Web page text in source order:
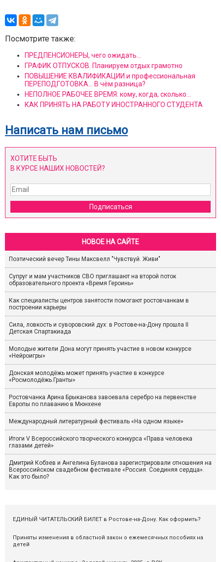
Посмотрите также:
ПРЕДПЕНСИОНЕРЫ, чего ожидать...
ГРАФИК ОТПУСКОВ. Планируем отдых грамотно
ПОВЫШЕНИЕ КВАЛИФИКАЦИИ и профессиональная
ПЕРЕПОДГОТОВКА... В чём разница?
НЕПОЛНОЕ РАБОЧЕЕ ВРЕМЯ: кому, когда, сколько…
КАК ПРИНЯТЬ НА РАБОТУ ИНОСТРАННОГО СТУДЕНТА
Написать нам письмо
ХОТИТЕ БЫТЬ
В КУРСЕ НАШИХ НОВОСТЕЙ?
Подписаться
НОВОЕ НА САЙТЕ
Поэтический вечер Тины Максвелл "Чувствуй. Живи"
Супруг и мам участников СВО приглашают на второй поток
образовательного проекта «Время Героинь»
Как специалисты центров занятости помогают ростовчанкам в
построении карьеры
Сила, ловкость и суворовский дух: в Ростове-на-Дону прошла II
Детская Спартакиада
Молодые жители Дона могут принять участие в новом конкурсе
«Нейроигры»
Донская молодёжь может принять участие в конкурсе
«Росмолодёжь.Гранты»
Ростовчанка Арина Брыканова завоевала серебро на первенстве
Европы по плаванию в Мюнхене
Международный литературный фестиваль «На одном языке»
Итоги V Всероссийского творческого конкурса «Права человека
глазами детей»
Дмитрий Кобзев и Ангелина Буланова зарегистрировали отношения на
Всероссийском свадебном фестивале «Россия. Соединяя сердца».
Как это было?
ЕДИНЫЙ ЧИТАТЕЛЬСКИЙ БИЛЕТ в Ростове-на-Дону. Как оформить?
Приняты изменения в областной закон о ежемесячных пособиях на
детей